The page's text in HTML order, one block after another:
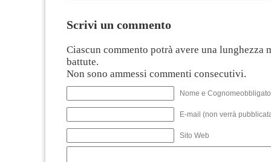
Scrivi un commento
Ciascun commento potrà avere una lunghezza
battute.
Non sono ammessi commenti consecutivi.
Nome e
E-mail (non verrà
Sito Web